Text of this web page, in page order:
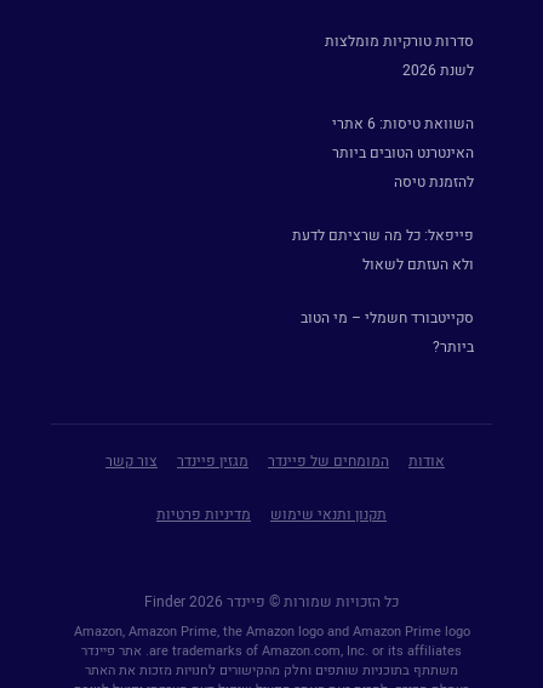
סדרות טורקיות מומלצות
לשנת 2026
השוואת טיסות: 6 אתרי
האינטרנט הטובים ביותר
להזמנת טיסה
פייפאל: כל מה שרציתם לדעת
ולא העזתם לשאול
סקייטבורד חשמלי – מי הטוב
ביותר?
אודות המומחים של פיינדר מגזין פיינדר צור קשר
תקנון ותנאי שימוש מדיניות פרטיות
כל הזכויות שמורות © פיינדר Finder 2026
Amazon, Amazon Prime, the Amazon logo and Amazon Prime logo
are trademarks of Amazon.com, Inc. or its affiliates. אתר פיינדר
משתתף בתוכניות שותפים וחלק מהקישורים לחנויות מזכות את האתר